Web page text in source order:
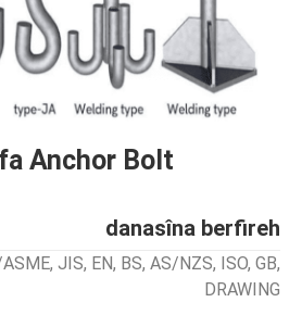
Anchor Bolt
danasîna berfireh
JIS, EN, BS, AS/NZS, ISO, GB,
DRAWING